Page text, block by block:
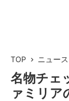
TOP ニュース
名物チェ
ァミリア